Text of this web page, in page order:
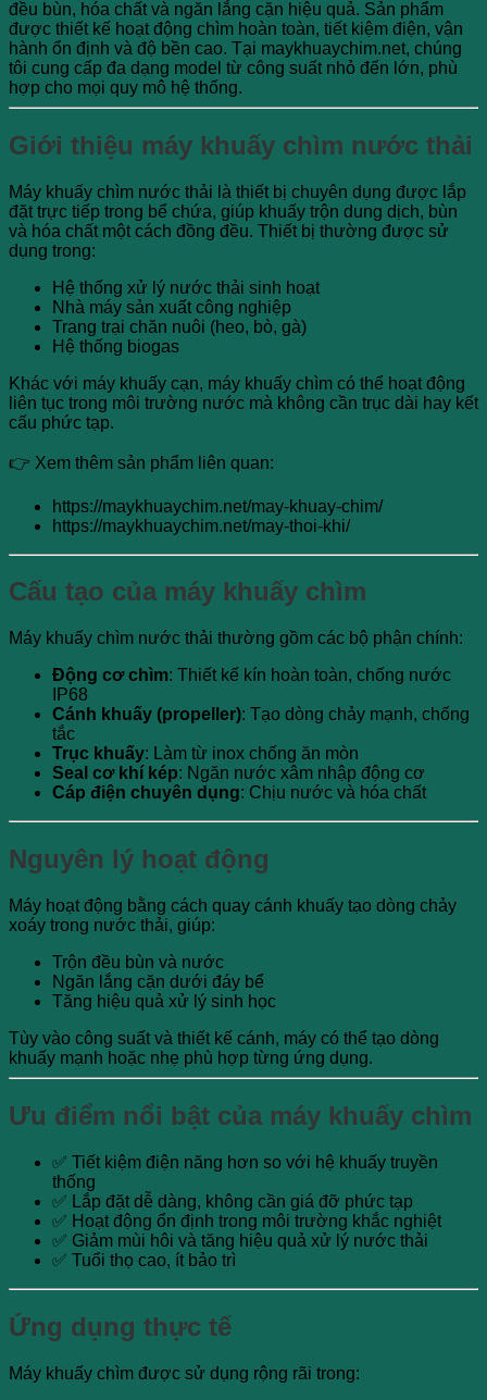
đều bùn, hóa chất và ngăn lắng cặn hiệu quả. Sản phẩm
được thiết kế hoạt động chìm hoàn toàn, tiết kiệm điện, vận
hành ổn định và độ bền cao. Tại maykhuaychim.net, chúng
tôi cung cấp đa dạng model từ công suất nhỏ đến lớn, phù
hợp cho mọi quy mô hệ thống.
Giới thiệu máy khuấy chìm nước thải
Máy khuấy chìm nước thải là thiết bị chuyên dụng được lắp
đặt trực tiếp trong bể chứa, giúp khuấy trộn dung dịch, bùn
và hóa chất một cách đồng đều. Thiết bị thường được sử
dụng trong:
Hệ thống xử lý nước thải sinh hoạt
Nhà máy sản xuất công nghiệp
Trang trại chăn nuôi (heo, bò, gà)
Hệ thống biogas
Khác với máy khuấy cạn, máy khuấy chìm có thể hoạt động
liên tục trong môi trường nước mà không cần trục dài hay kết
cấu phức tạp.
👉 Xem thêm sản phẩm liên quan:
https://maykhuaychim.net/may-khuay-chim/
https://maykhuaychim.net/may-thoi-khi/
Cấu tạo của máy khuấy chìm
Máy khuấy chìm nước thải thường gồm các bộ phận chính:
Động cơ chìm: Thiết kế kín hoàn toàn, chống nước
IP68
Cánh khuấy (propeller): Tạo dòng chảy mạnh, chống
tắc
Trục khuấy: Làm từ inox chống ăn mòn
Seal cơ khí kép: Ngăn nước xâm nhập động cơ
Cáp điện chuyên dụng: Chịu nước và hóa chất
Nguyên lý hoạt động
Máy hoạt động bằng cách quay cánh khuấy tạo dòng chảy
xoáy trong nước thải, giúp:
Trộn đều bùn và nước
Ngăn lắng cặn dưới đáy bể
Tăng hiệu quả xử lý sinh học
Tùy vào công suất và thiết kế cánh, máy có thể tạo dòng
khuấy mạnh hoặc nhẹ phù hợp từng ứng dụng.
Ưu điểm nổi bật của máy khuấy chìm
✅ Tiết kiệm điện năng hơn so với hệ khuấy truyền
thống
✅ Lắp đặt dễ dàng, không cần giá đỡ phức tạp
✅ Hoạt động ổn định trong môi trường khắc nghiệt
✅ Giảm mùi hôi và tăng hiệu quả xử lý nước thải
✅ Tuổi thọ cao, ít bảo trì
Ứng dụng thực tế
Máy khuấy chìm được sử dụng rộng rãi trong: